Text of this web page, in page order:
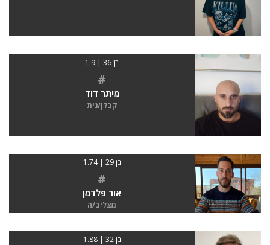
בן 36 | 1.9
#
מיתר דוד
קבלן/נית
בן 29 | 1.74
#
אור פלדמן
מצליב/ה
בן 32 | 1.88